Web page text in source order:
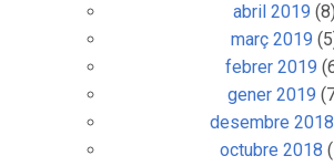
abril 2019 (8)
març 2019
febrer 2019
gener 2019
desembre 2018
octubre 2018